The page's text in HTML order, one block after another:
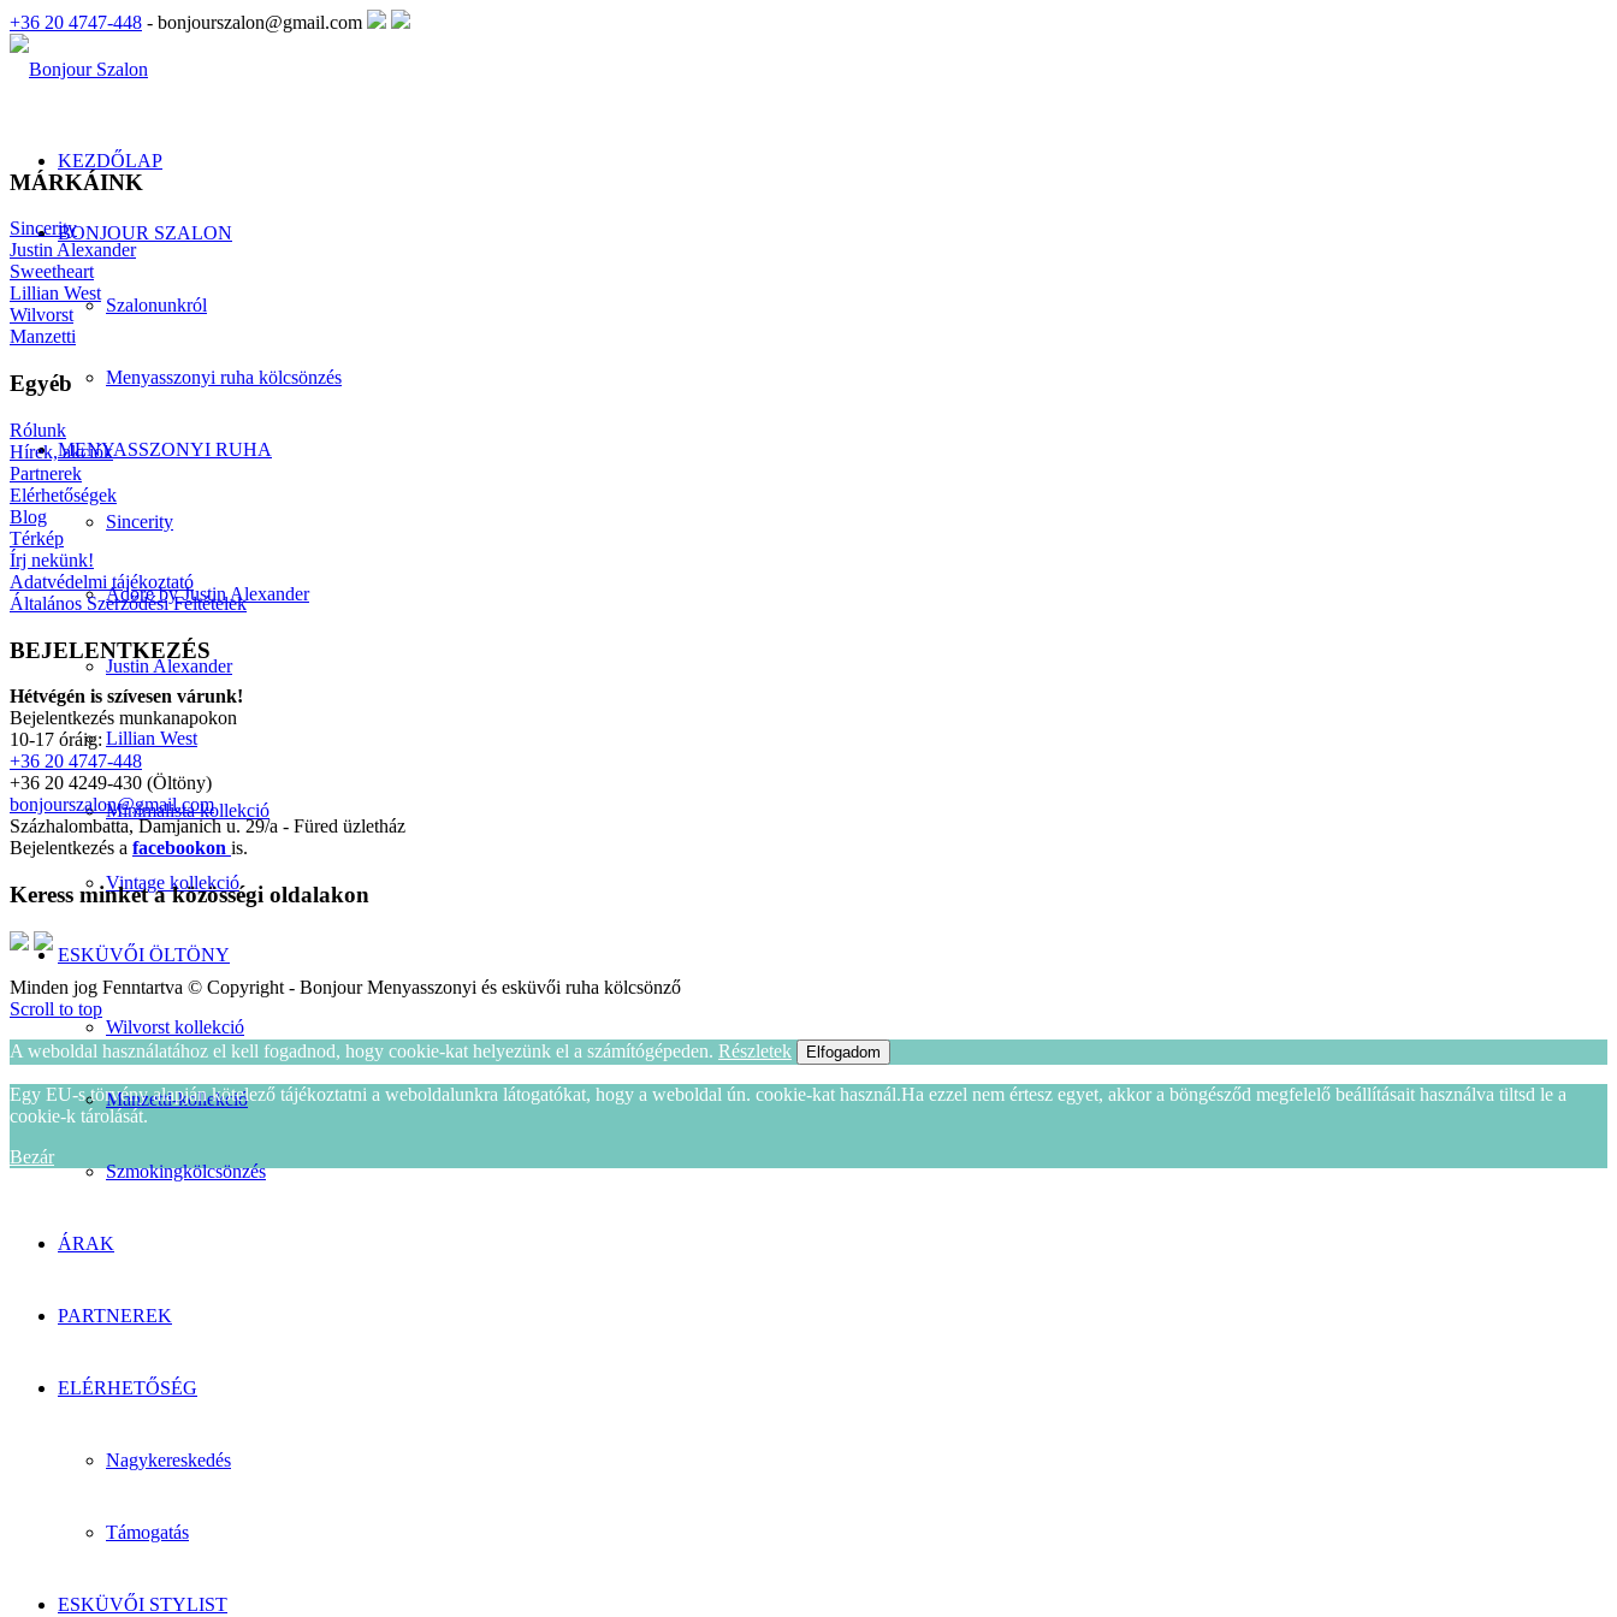
+36 20 4747-448 - bonjourszalon@gmail.com
KEZDŐLAP
BONJOUR SZALON
Szalonunkról
Menyasszonyi ruha kölcsönzés
MENYASSZONYI RUHA
Sincerity
Adore by Justin Alexander
Justin Alexander
Lillian West
Minimalista kollekció
Vintage kollekció
ESKÜVŐI ÖLTÖNY
Wilvorst kollekció
Manzetti-kollekció
Szmokingkölcsönzés
ÁRAK
PARTNEREK
ELÉRHETŐSÉG
Nagykereskedés
Támogatás
ESKÜVŐI STYLIST
MÁRKÁINK
Sincerity
Justin Alexander
Sweetheart
Lillian West
Wilvorst
Manzetti
Egyéb
Rólunk
Hírek, akciók
Partnerek
Elérhetőségek
Blog
Térkép
Írj nekünk!
Adatvédelmi tájékoztató
Általános Szerződési Feltételek
BEJELENTKEZÉS
Hétvégén is szívesen várunk!
Bejelentkezés munkanapokon
10-17 óráig:
+36 20 4747-448
+36 20 4249-430 (Öltöny)
bonjourszalon@gmail.com
Százhalombatta, Damjanich u. 29/a - Füred üzletház
Bejelentkezés a facebookon is.
Keress minket a közösségi oldalakon
Minden jog Fenntartva © Copyright - Bonjour Menyasszonyi és esküvői ruha kölcsönző
Scroll to top
A weboldal használatához el kell fogadnod, hogy cookie-kat helyezünk el a számítógépeden. Részletek Elfogadom
Egy EU-s törvény alapján kötelező tájékoztatni a weboldalunkra látogatókat, hogy a weboldal ún. cookie-kat használ.Ha ezzel nem értesz egyet, akkor a böngésződ megfelelő beállításait használva tiltsd le a
cookie-k tárolását.
Bezár